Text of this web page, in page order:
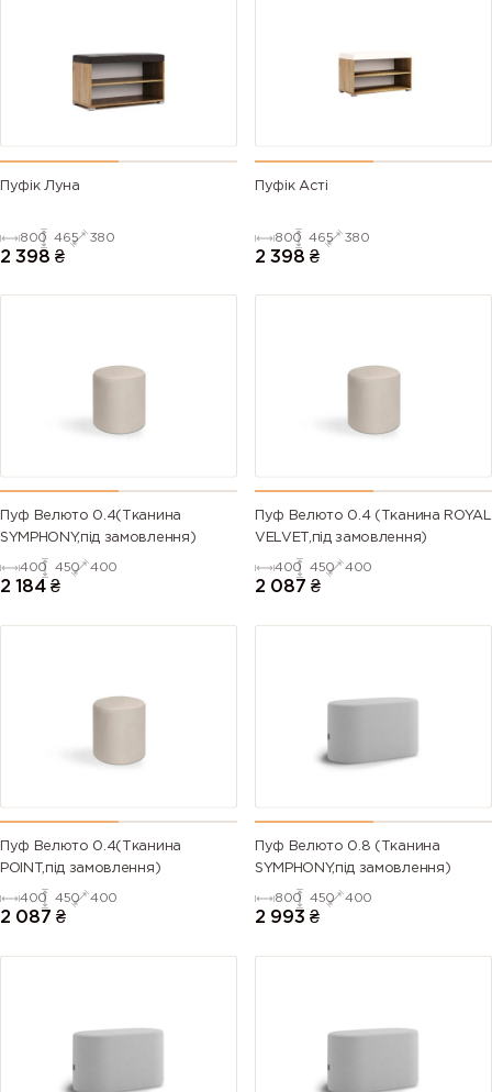
Пуфік Луна
800 465 380
2 398 ₴
Пуфік Асті
800 465 380
2 398 ₴
Пуф Велюто 0.4(Тканина
SYMPHONY,під замовлення)
400 450 400
2 184 ₴
Пуф Велюто 0.4 (Тканина ROYAL
VELVET,під замовлення)
400 450 400
2 087 ₴
Пуф Велюто 0.4(Тканина
POINT,під замовлення)
400 450 400
2 087 ₴
Пуф Велюто 0.8 (Тканина
SYMPHONY,під замовлення)
800 450 400
2 993 ₴